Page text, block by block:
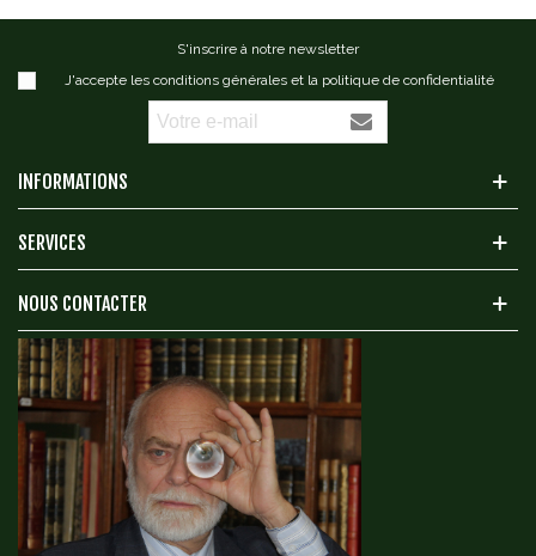
S'inscrire à notre newsletter
J'accepte les conditions générales et la politique de confidentialité
INFORMATIONS
SERVICES
NOUS CONTACTER